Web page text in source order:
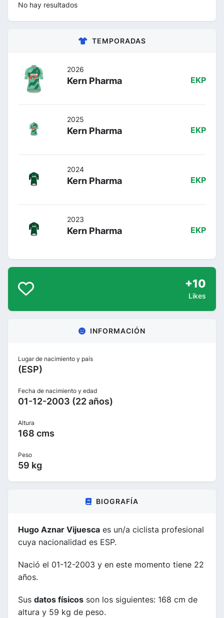
No hay resultados
TEMPORADAS
2026
Kern Pharma EKP
2025
Kern Pharma EKP
2024
Kern Pharma EKP
2023
Kern Pharma EKP
+10
Likes
INFORMACIÓN
Lugar de nacimiento y país
(ESP)
Fecha de nacimiento y edad
01-12-2003 (22 años)
Altura
168 cms
Peso
59 kg
BIOGRAFÍA
Hugo Aznar Vijuesca es un/a ciclista profesional
cuya nacionalidad es ESP.
Nació el 01-12-2003 y en este momento tiene 22
años.
Sus datos físicos son los siguientes: 168 cm de
altura y 59 kg de peso.